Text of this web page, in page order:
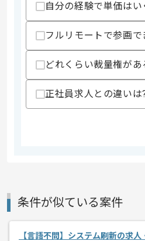
その他募集要項
商談回数
募集人数
週5日
ご経験
自分の経験で単価は
フルリモートで参画で
どれくらい裁量権があ
正社員求人との違いは
条件が似ている案件
【言語不問】システム刷新の求人